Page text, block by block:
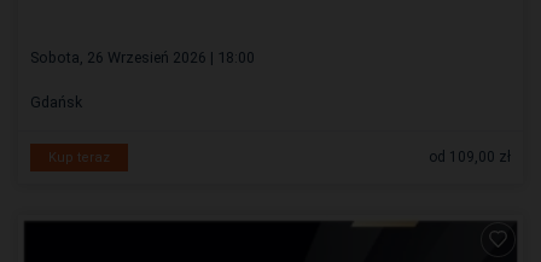
Sobota, 26 Wrzesień 2026 | 18:00
Gdańsk
Kup teraz od 109,00 zł